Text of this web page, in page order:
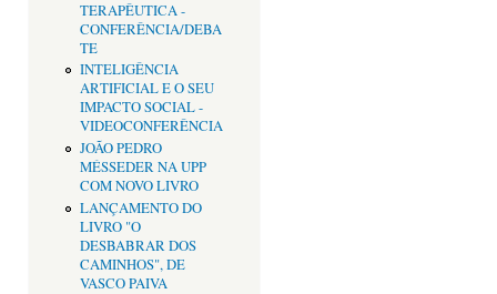
TERAPÊUTICA -
CONFERÊNCIA/DEBA
TE
INTELIGÊNCIA
ARTIFICIAL E O SEU
IMPACTO SOCIAL -
VIDEOCONFERÊNCIA
JOÃO PEDRO
MÉSSEDER NA UPP
COM NOVO LIVRO
LANÇAMENTO DO
LIVRO "O
DESBABRAR DOS
CAMINHOS", DE
VASCO PAIVA